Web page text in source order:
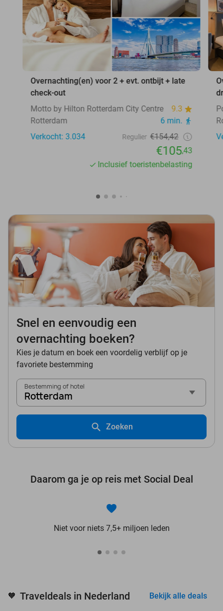
Overnachting(en) voor 2 + evt. ontbijt + late
check-out
Motto by Hilton Rotterdam City Centre
9.3
Rotterdam
6 min.
Verkocht: 3.034
Regulier €154,42
€105,43
Inclusief toeristenbelasting
Snel en eenvoudig een
overnachting boeken?
Kies je datum en boek een voordelig verblijf op je
favoriete bestemming
Bestemming of hotel
Rotterdam
Zoeken
Daarom ga je op reis met Social Deal
Niet voor niets 7,5+ miljoen leden
🧡 Traveldeals in Nederland Bekijk alle deals